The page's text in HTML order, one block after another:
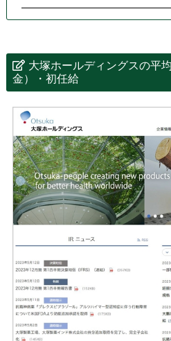
大塚ホールディングスの平
金）・初任給